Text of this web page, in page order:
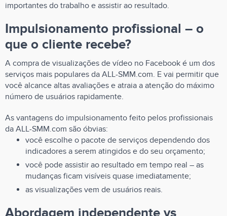
importantes do trabalho e assistir ao resultado.
Impulsionamento profissional – o
que o cliente recebe?
A compra de visualizações de vídeo no Facebook é um dos
serviços mais populares da ALL-SMM.com. E vai permitir que
você alcance altas avaliações e atraia a atenção do máximo
número de usuários rapidamente.
As vantagens do impulsionamento feito pelos profissionais
da ALL-SMM.com são óbvias:
você escolhe o pacote de serviços dependendo dos
indicadores a serem atingidos e do seu orçamento;
você pode assistir ao resultado em tempo real – as
mudanças ficam visíveis quase imediatamente;
as visualizações vem de usuários reais.